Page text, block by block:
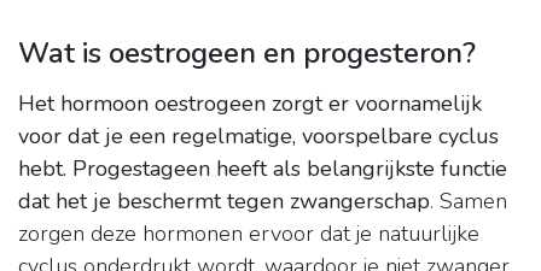
Wat is oestrogeen en progesteron?
Het hormoon oestrogeen zorgt er voornamelijk
voor dat je een regelmatige, voorspelbare cyclus
hebt. Progestageen heeft als belangrijkste functie
dat het je beschermt tegen zwangerschap. Samen
zorgen deze hormonen ervoor dat je natuurlijke